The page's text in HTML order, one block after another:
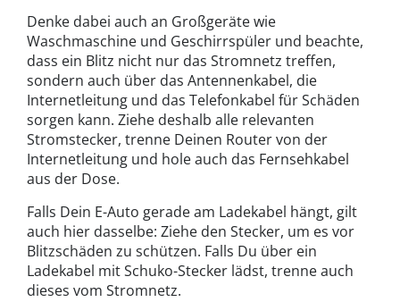
Denke dabei auch an Großgeräte wie
Waschmaschine und Geschirrspüler und beachte,
dass ein Blitz nicht nur das Stromnetz treffen,
sondern auch über das Antennenkabel, die
Internetleitung und das Telefonkabel für Schäden
sorgen kann. Ziehe deshalb alle relevanten
Stromstecker, trenne Deinen Router von der
Internetleitung und hole auch das Fernsehkabel
aus der Dose.
Falls Dein E-Auto gerade am Ladekabel hängt, gilt
auch hier dasselbe: Ziehe den Stecker, um es vor
Blitzschäden zu schützen. Falls Du über ein
Ladekabel mit Schuko-Stecker lädst, trenne auch
dieses vom Stromnetz.